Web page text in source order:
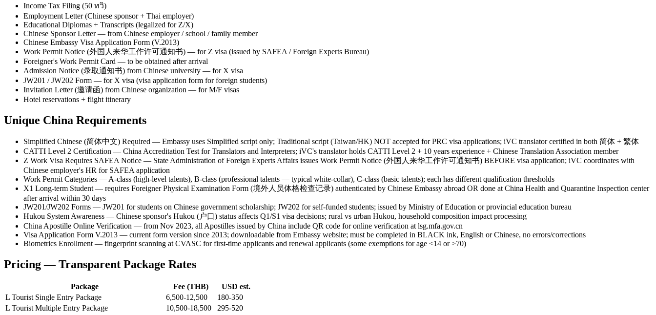
Income Tax Filing (50 ทวิ)
Employment Letter (Chinese sponsor + Thai employer)
Educational Diplomas + Transcripts (legalized for Z/X)
Chinese Sponsor Letter — from Chinese employer / school / family member
Chinese Embassy Visa Application Form (V.2013)
Work Permit Notice (外国人来华工作许可通知书) — for Z visa (issued by SAFEA / Foreign Experts Bureau)
Foreigner's Work Permit Card — to be obtained after arrival
Admission Notice (录取通知书) from Chinese university — for X visa
JW201 / JW202 Form — for X visa (visa application form for foreign students)
Invitation Letter (邀请函) from Chinese organization — for M/F visas
Hotel reservations + flight itinerary
Unique China Requirements
Simplified Chinese (简体中文) Required — Embassy uses Simplified script only; Traditional script (Taiwan/HK) NOT accepted for PRC visa applications; iVC translator certified in both 简体 + 繁体
CATTI Level 2 Certification — China Accreditation Test for Translators and Interpreters; iVC's translator holds CATTI Level 2 + 10 years experience + Chinese Translation Association member
Z Work Visa Requires SAFEA Notice — State Administration of Foreign Experts Affairs issues Work Permit Notice (外国人来华工作许可通知书) BEFORE visa application; iVC coordinates with
Chinese employer's HR for SAFEA application
Work Permit Categories — A-class (high-level talents), B-class (professional talents — typical white-collar), C-class (basic talents); each has different qualification thresholds
X1 Long-term Student — requires Foreigner Physical Examination Form (境外人员体格检查记录) authenticated by Chinese Embassy abroad OR done at China Health and Quarantine Inspection center
after arrival within 30 days
JW201/JW202 Forms — JW201 for students on Chinese government scholarship; JW202 for self-funded students; issued by Ministry of Education or provincial education bureau
Hukou System Awareness — Chinese sponsor's Hukou (户口) status affects Q1/S1 visa decisions; rural vs urban Hukou, household composition impact processing
China Apostille Online Verification — from Nov 2023, all Apostilles issued by China include QR code for online verification at lsg.mfa.gov.cn
Visa Application Form V.2013 — current form version since 2013; downloadable from Embassy website; must be completed in BLACK ink, English or Chinese, no errors/corrections
Biometrics Enrollment — fingerprint scanning at CVASC for first-time applicants and renewal applicants (some exemptions for age <14 or >70)
Pricing — Transparent Package Rates
Package Fee (THB)
USD est.
L Tourist Single Entry Package
6,500-12,500
180-350
L Tourist Multiple Entry Package
10,500-18,500
295-520